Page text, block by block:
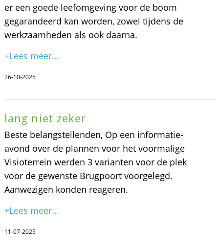
er een goede leefomgeving voor de boom
gegarandeerd kan worden, zowel tijdens de
werkzaamheden als ook daarna.
+Lees meer...
26-10-2025
lang niet zeker
Beste belangstellenden, Op een informatie-
avond over de plannen voor het voormalige
Visioterrein werden 3 varianten voor de plek
voor de gewenste Brugpoort voorgelegd.
Aanwezigen konden reageren.
+Lees meer...
11-07-2025